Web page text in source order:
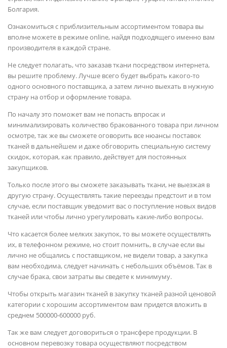
Болгария.
Ознакомиться с приблизительным ассортиментом товара вы
вполне можете в режиме online, найдя подходящего именно вам
производителя в каждой стране.
Не следует полагать, что заказав ткани посредством интернета,
вы решите проблему. Лучше всего будет выбрать какого-то
одного основного поставщика, а затем лично выехать в нужную
страну на отбор и оформление товара.
По началу это поможет вам не попасть впросак и
минимализировать количество бракованного товара при личном
осмотре, так же вы сможете оговорить все нюансы поставок
тканей в дальнейшем и даже обговорить специальную систему
скидок, которая, как правило, действует для постоянных
закупщиков.
Только после этого вы сможете заказывать ткани, не выезжая в
другую страну. Осуществлять такие переезды предстоит и в том
случае, если поставщик уведомит вас о поступление новых видов
тканей или чтобы лично урегулировать какие-либо вопросы.
Что касается более мелких закупок, то вы можете осуществлять
их, в телефонном режиме, но стоит помнить, в случае если вы
лично не общались с поставщиком, не видели товар, а закупка
вам необходима, следует начинать с небольших объёмов. Так в
случае брака, свои затраты вы сведете к минимуму.
Чтобы открыть магазин тканей в закупку тканей разной ценовой
категории с хорошим ассортиментом вам придется вложить в
среднем 500000-600000 руб.
Так же вам следует договориться о трансфере продукции. В
основном перевозку товара осуществляют посредством